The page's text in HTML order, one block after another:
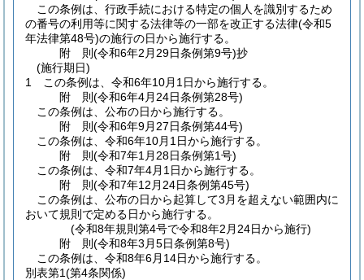
この条例は、行政手続における特定の個人を識別するため
の番号の利用等に関する法律等の一部を改正する法律(令和5
年法律第48号)の施行の日から施行する。
附 則(令和6年2月29日条例第9号)抄
(施行期日)
1
この条例は、令和6年10月1日から施行する。
附 則(令和6年4月24日条例第28号)
この条例は、公布の日から施行する。
附 則(令和6年9月27日条例第44号)
この条例は、令和6年10月1日から施行する。
附 則(令和7年1月28日条例第1号)
この条例は、令和7年4月1日から施行する。
附 則(令和7年12月24日条例第45号)
この条例は、公布の日から起算して3月を超えない範囲内に
おいて規則で定める日から施行する。
(令和8年規則第4号で令和8年2月24日から施行)
附 則(令和8年3月5日条例第8号)
この条例は、令和8年6月14日から施行する。
別表第1(第4条関係)